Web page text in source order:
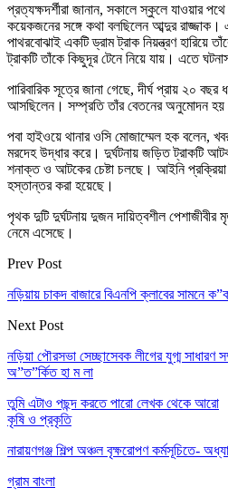
প্রত্যক্ষদর্শীরা জানান, সকালে স্কুলে যাওয়ার
কয়েকজনের সঙ্গে কথা বলছিলেন আব্দুর
পাথরবোঝাই একটি ড্রাম ট্রাক নিয়ন্ত্রণ হারিয়ে
ট্রাকটি তাঁকে কিছুদূর টেনে নিয়ে যায়। এতে
পারিবারিক সূত্রে জানা গেছে, দীর্ঘ প্রায় ২০ বছর
আসছিলেন। সম্প্রতি তাঁর বেতনের অনুমোদন
পবা হাইওয়ে থানার ওসি মোজাম্মেল হক বলেন,
মরদেহ উদ্ধার করে। দুর্ঘটনায় জড়িত ট্রাকটি
শনাক্ত ও আটকের চেষ্টা চলছে। আইনি
হস্তান্তর করা হয়েছে।
পৃথক দুটি দুর্ঘটনায় দুজন দায়িত্বশীল পেশাজীবীর
নেমে এসেছে।
Prev Post
নড়িয়ায় চাকদ বাজারে বিএনপি ক্লাবের সামনে
Next Post
নড়িয়া পৌরসভা সেচ্ছাসেবক লীগের যুগ্ম সাধারণ
অ”ত”র্কিত হা ম লা
তুমি এটাও পছন্দ করতে পারো লেখক থেকে আরো
কৃষি ও প্রকৃতি
নারায়ণগঞ্জ শিল্প অঞ্চল বৃক্ষরোপণ কর্মসূচিতে-
গ্রাম বাংলা